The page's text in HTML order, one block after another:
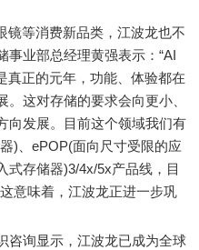
等消费新品类，江波龙也不
事业部总经理黄强表示：“AI
真正的元年，功能、体验都在
这对存储的要求会向更小、
向发展。目前这个领域我们有
)、ePOP(面向尺寸受限的应
式存储器)3/4x/5x产品线，目
意味着，江波龙正进一步巩
询显示，江波龙已成为全球